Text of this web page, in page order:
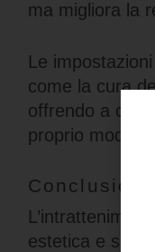
ma migliora la
Le
come la cura
offrendo a
proprio modo
estetica e